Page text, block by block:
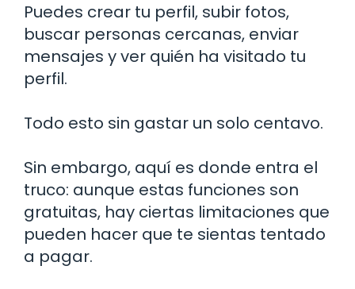
Puedes crear tu perfil, subir fotos,
buscar personas cercanas, enviar
mensajes y ver quién ha visitado tu
perfil.
Todo esto sin gastar un solo centavo.
Sin embargo, aquí es donde entra el
truco: aunque estas funciones son
gratuitas, hay ciertas limitaciones que
pueden hacer que te sientas tentado
a pagar.